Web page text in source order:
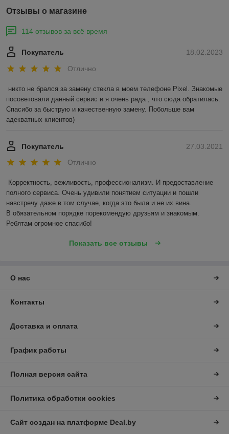
Отзывы о магазине
114 отзывов за всё время
18.02.2023
Покупатель
Отлично
никто не брался за замену стекла в моем телефоне Pixel. Знакомые
посоветовали данный сервис и я очень рада , что сюда обратилась.
Спасибо за быструю и качественную замену. Побольше вам
адекватных клиентов)
27.03.2021
Покупатель
Отлично
Корректность, вежливость, профессионализм. И предоставление
полного сервиса. Очень удивили понятием ситуации и пошли
навстречу даже в том случае, когда это была и не их вина.
В обязательном порядке порекомендую друзьям и знакомым.
Ребятам огромное спасибо!
Показать все отзывы
О нас
Контакты
Доставка и оплата
График работы
Полная версия сайта
Политика обработки cookies
Сайт создан на платформе Deal.by